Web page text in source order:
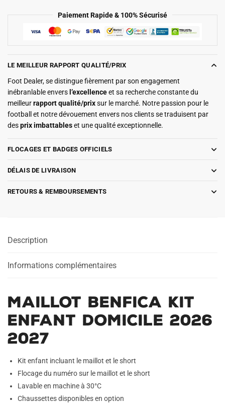
Paiement Rapide & 100% Sécurisé
LE MEILLEUR RAPPORT QUALITÉ/PRIX
Foot Dealer, se distingue fièrement par son engagement
inébranlable envers l’excellenceet sa recherche constante du
meilleurrapport qualité/prixsur le marché. Notre passion pour le
football et notre dévouement envers nos clients se traduisent par
desprix imbattableset une qualité exceptionnelle.
FLOCAGES ET BADGES OFFICIELS
DÉLAIS DE LIVRAISON
RETOURS & REMBOURSEMENTS
Description
Informations complémentaires
Maillot Benfica Kit
Enfant Domicile 2026
2027
Kit enfant incluant le maillot et le short
Flocage du numéro sur le maillot et le short
Lavable en machine à 30°C
Chaussettes disponibles en option